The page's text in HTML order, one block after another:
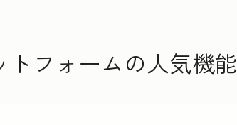
トフォームの人気機能